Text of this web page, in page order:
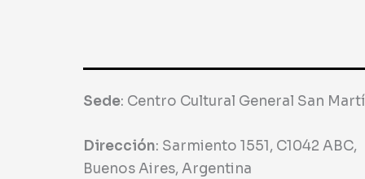
Sede: Centro Cultural General San
Dirección: Sarmiento 1551, C1042 ABC,
Buenos Aires, Argentina